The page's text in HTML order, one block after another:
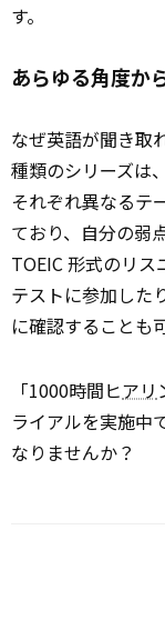
す。
あらゆる角度か
なぜ英語が聞き取
種類のシリーズは
それぞれ異なるテ
ており、自分の弱
TOEIC 形式のリ
テストに参加した
に確認することも
「1000時間ヒアリ
ライアルを実施中
なりませんか？